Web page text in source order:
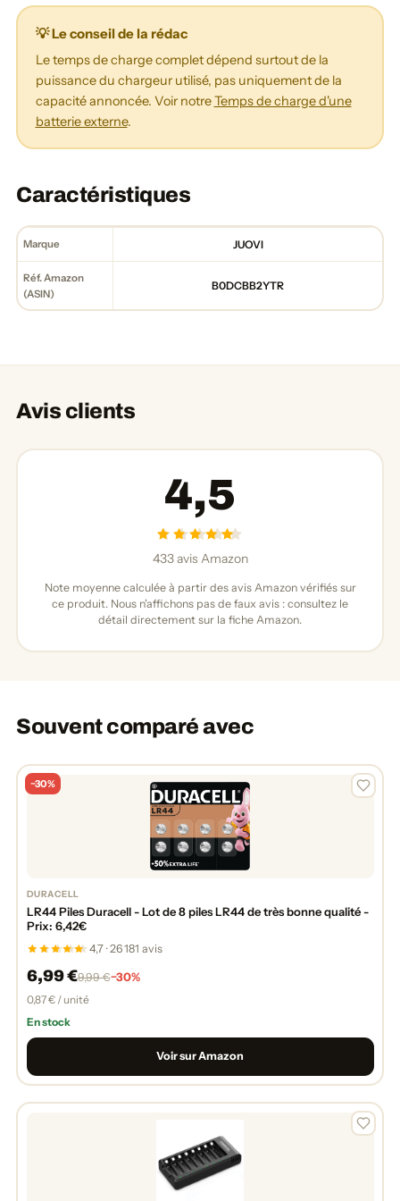
💡 Le conseil de la rédac
Le temps de charge complet dépend surtout de la
puissance du chargeur utilisé, pas uniquement de la
capacité annoncée. Voir notreTemps de charge d'une
batterie externe.
Caractéristiques
Marque JUOVI
Réf. Amazon
(ASIN)
B0DCBB2YTR
Avis clients
4,5
433 avis Amazon
Note moyenne calculée à partir des avis Amazon vérifiés sur
ce produit. Nous n'affichons pas de faux avis : consultez le
détail directement sur la fiche Amazon.
Souvent comparé avec
−30%
DURACELL
LR44 Piles Duracell - Lot de 8 piles LR44 de très bonne qualité -
Prix: 6,42€
4,7 · 26 181 avis
6,99 €9,99 €−30%
0,87 € / unité
En stock
Voir sur Amazon